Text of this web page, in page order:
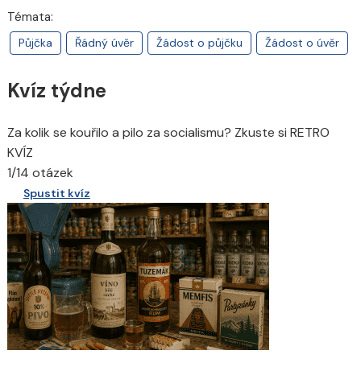
Témata:
Půjčka Řádný úvěr Žádost o půjčku Žádost o úvěr
Kvíz týdne
Za kolik se kouřilo a pilo za socialismu? Zkuste si RETRO
KVÍZ
1/14 otázek
Spustit kvíz